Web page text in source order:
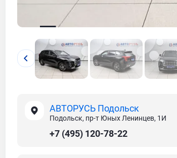
АВТОРУСЬ Подольск
Подольск, пр-т Юных Ленинцев, 1И
+7 (495) 120-78-22